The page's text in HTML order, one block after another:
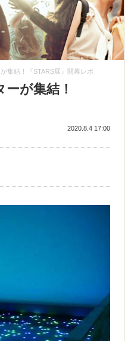
集結！『STARS展』開幕レポ
が集結！
2020.8.4 17:00